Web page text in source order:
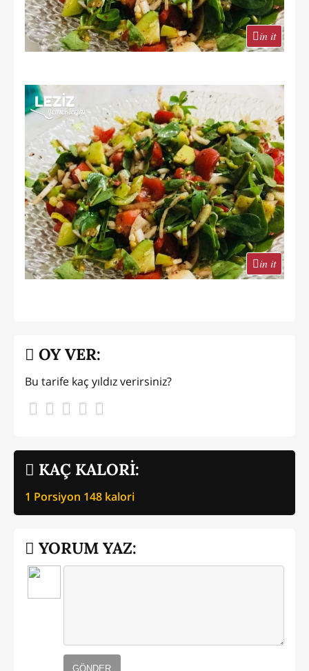
in it
in it
KAÇ KALORİ:
1 Porsiyon 148 kalori
OY VER:
Bu tarife kaç yıldız verirsiniz?
YORUM YAZ:
GÖNDER